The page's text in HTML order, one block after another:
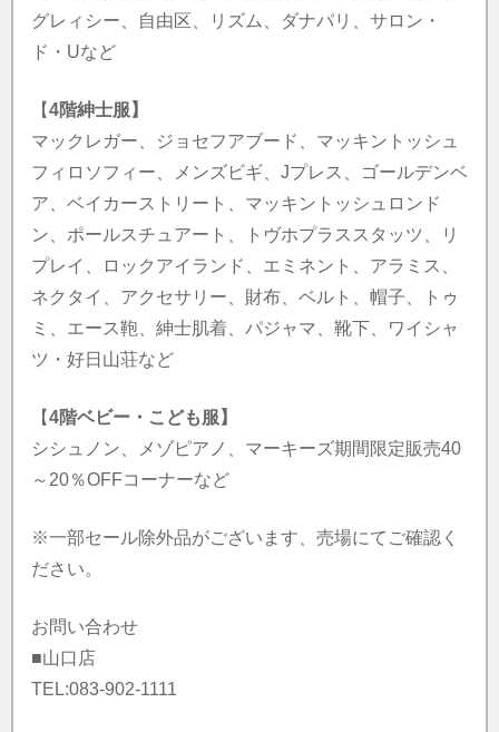
グレィシー、自由区、リズム、ダナパリ、サロン・
ド・Uなど
【4階紳士服】
マックレガー、ジョセフアブード、マッキントッシュ
フィロソフィー、メンズビギ、Jプレス、ゴールデンベ
ア、ベイカーストリート、マッキントッシュロンド
ン、ポールスチュアート、トヴホプラススタッツ、リ
プレイ、ロックアイランド、エミネント、アラミス、
ネクタイ、アクセサリー、財布、ベルト、帽子、トゥ
ミ、エース鞄、紳士肌着、パジャマ、靴下、ワイシャ
ツ・好日山荘など
【4階ベビー・こども服】
シシュノン、メゾピアノ、マーキーズ期間限定販売40
～20％OFFコーナーなど
※一部セール除外品がございます、売場にてご確認く
ださい。
お問い合わせ
■山口店
TEL:083-902-1111